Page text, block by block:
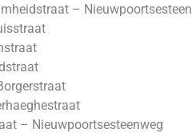
–
– Nieuwpoortsesteenweg